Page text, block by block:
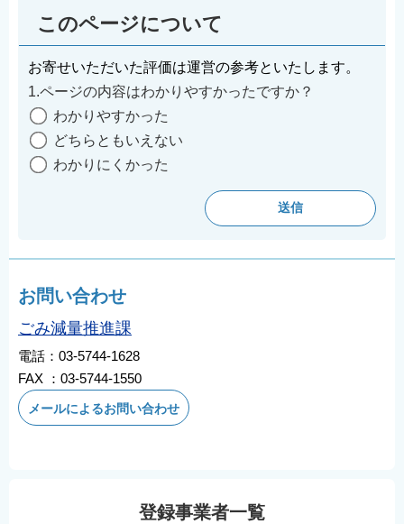
このページについて
お寄せいただいた評価は運営の参考といたします。
1.ページの内容はわかりやすかったですか？
わかりやすかった
どちらともいえない
わかりにくかった
お問い合わせ
ごみ減量推進課
電話：03-5744-1628
FAX ：03-5744-1550
メールによるお問い合わせ
登録事業者一覧